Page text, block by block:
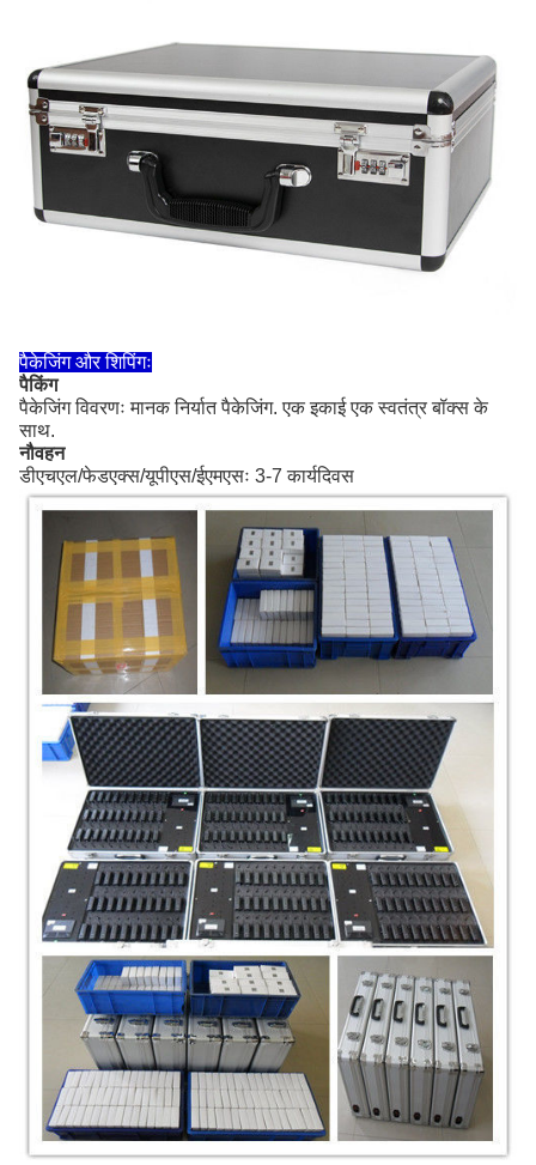
पैकेजिंग और शिपिंगः
पैकिंग
पैकेजिंग विवरणः मानक निर्यात पैकेजिंग. एक इकाई एक स्वतंत्र बॉक्स के
साथ.
नौवहन
डीएचएल/फेडएक्स/यूपीएस/ईएमएसः 3-7 कार्यदिवस